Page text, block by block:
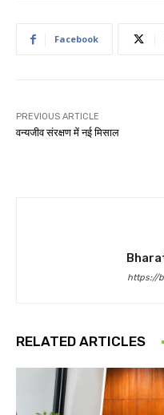
Facebook
PREVIOUS ARTICLE
वन्यजीव संरक्षण में नई मिसाल
https://
RELATED ARTICLES